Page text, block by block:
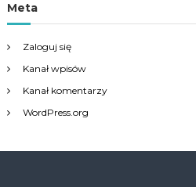
Meta
Zaloguj się
Kanał wpisów
Kanał komentarzy
WordPress.org